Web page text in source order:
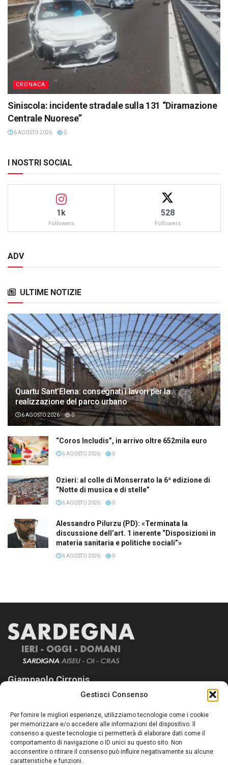
Gestisci Consenso
Per fornire le migliori esperienze, utilizziamo tecnologie come i cookie
per memorizzare e/o accedere alle informazioni del dispositivo. Il
consenso a queste tecnologie ci permetterà di elaborare dati come il
comportamento di navigazione o ID unici su questo sito. Non
acconsentire o ritirare il consenso può influire negativamente su alcune
caratteristiche e funzioni.
CRONACA
Siniscola: incidente stradale sulla 131 “Diramazione
Centrale Nuorese”
6 AGOSTO 2026 0
I NOSTRI SOCIAL
1k
Followers
528
Followers
ADV
ULTIME NOTIZIE
Quartu Sant’Elena: consegnati i lavori per la
realizzazione del parco urbano
6 AGOSTO 2026 0
“Coros Includis”, in arrivo oltre 652mila euro
6 AGOSTO 2026 0
Ozieri: al colle di Monserrato la 6ª edizione di
“Notte di musica e di stelle”
6 AGOSTO 2026 0
Alessandro Pilurzu (PD): «Terminata la
discussione dell’art. 1 inerente “Disposizioni in
materia sanitaria e politiche sociali”»
6 AGOSTO 2026 0
Giampaolo Cirronis
Sardegna Ieri-Oggi-Domani nasce per informare “liberamente” i
lettori su quanto accade in Sardegna, con un occhio rivolto al
nostro passato e, soprattutto, al nostro futuro
Follow Us